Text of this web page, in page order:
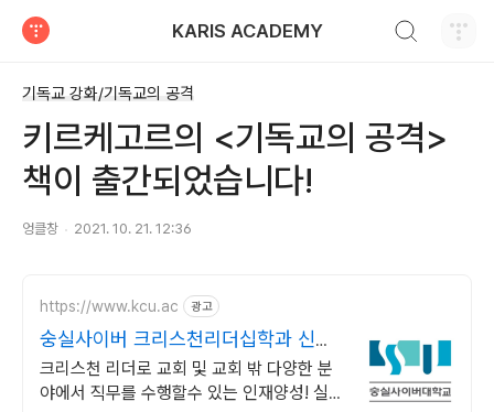
KARIS ACADEMY
기독교 강화/기독교의 공격
키르케고르의 <기독교의 공격>
책이 출간되었습니다!
엉클창 2021. 10. 21. 12:36
https://www.kcu.ac 광고
숭실사이버 크리스천리더십학과 신편
입생 모집 중!
크리스천 리더로 교회 및 교회 밖 다양한 분
야에서 직무를 수행할수 있는 인재양성! 실력